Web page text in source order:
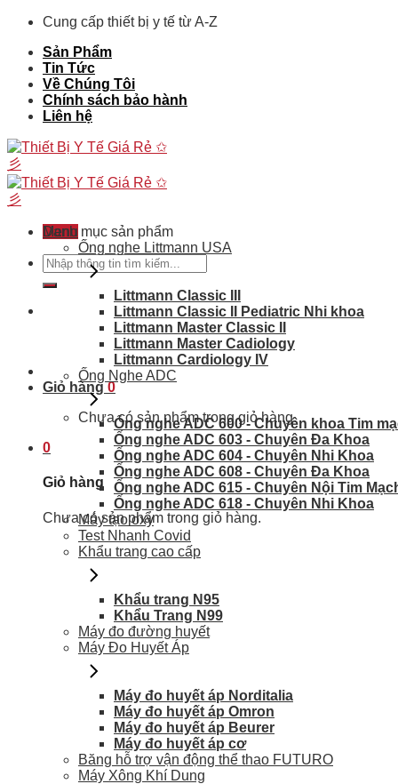
Skip
content
Cung cấp thiết bị y tế từ A-Z
Sản Phẩm
Tin Tức
Về Chúng Tôi
Chính sách bảo hành
Liên hệ
Menu
Tìm
kiếm:
Giỏ hàng0
Chưa có sản phẩm trong giỏ hàng.
0
Giỏ hàng
Chưa có sản phẩm trong giỏ hàng.
Danh mục sản phẩm
Ống nghe Littmann USA
Littmann Classic III
Littmann Classic II Pediatric Nhi khoa
Littmann Master Classic II
Littmann Master Cadiology
Littmann Cardiology IV
Ống Nghe ADC
Ống nghe ADC 600 - Chuyên khoa Tim
Ống nghe ADC 603 - Chuyên Đa Khoa
Ống nghe ADC 604 - Chuyên Nhi Khoa
Ống nghe ADC 608 - Chuyên Đa Khoa
Ống nghe ADC 615 - Chuyên Nội Tim
Ống nghe ADC 618 - Chuyên Nhi Khoa
Máy tạo oxy
Test Nhanh Covid
Khẩu trang cao cấp
Khẩu trang N95
Khẩu Trang N99
Máy đo đường huyết
Máy Đo Huyết Áp
Máy đo huyết áp Norditalia
Máy đo huyết áp Omron
Máy đo huyết áp Beurer
Máy đo huyết áp cơ
Băng hỗ trợ vận động thể thao FUTURO
Máy Xông Khí Dung